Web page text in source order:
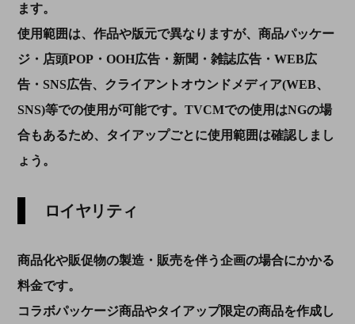
ます。
使用範囲は、作品や版元で異なりますが、商品パッケー
ジ・店頭POP・OOH広告・新聞・雑誌広告・WEB広
告・SNS広告、クライアントオウンドメディア(WEB、
SNS)等での使用が可能です。TVCMでの使用はNGの場
合もあるため、タイアップごとに使用範囲は確認しまし
ょう。
ロイヤリティ
商品化や販促物の製造・販売を伴う企画の場合にかかる
料金です。
コラボパッケージ商品やタイアップ限定の商品を作成し